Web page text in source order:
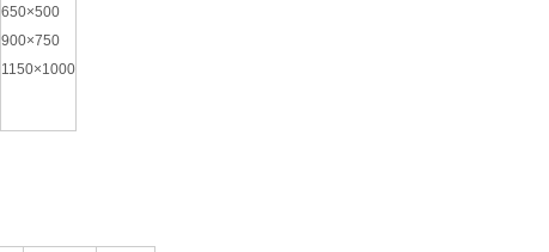
650×500
900×750
1150×1000